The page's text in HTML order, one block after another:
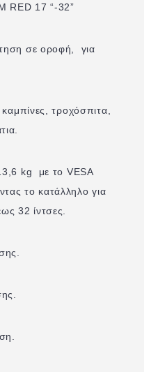
RED 17 “-32”
σε οροφή, για
τροχόσπιτα,
kg με το VESA
το κατάλληλο για
32 ίντσες.